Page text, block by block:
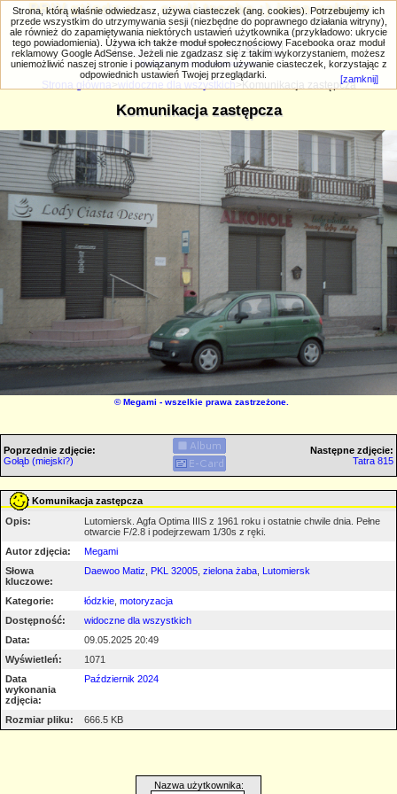
PRIV.gtlodz.eu - czyli trochę ;) inna galeria
Wyszukiwanie zaawansowane
Strona główna widoczne dla wszystkich >Komunikacja zastępcza
Komunikacja zastępcza
©Megami - wszelkie prawa zastrzeżone.
Poprzednie zdjęcie:
Gołąb (miejski?)
Następne zdjęcie:
Tatra 815
Komunikacja zastępcza
Opis:
Lutomiersk. Agfa Optima IIIS z 1961 roku i ostatnie chwile dnia. Pełne
otwarcie F/2.8 i podejrzewam 1/30s z ręki.
Autor zdjęcia:
Megami
Słowa
kluczowe:
Daewoo Matiz PKL 32005 zielona żaba Lutomiersk
Kategorie: łódzkie motoryzacja
Dostępność:
widoczne dla wszystkich
Data:
09.05.2025 20:49
Wyświetleń:
1071
Data
wykonania
zdjęcia:
Październik 2024
Rozmiar pliku: 666.5 KB
Nazwa użytkownika:
Strona, którą właśnie odwiedzasz, używa ciasteczek (ang. cookies). Potrzebujemy ich
przede wszystkim do utrzymywania sesji (niezbędne do poprawnego działania witryny),
ale również do zapamiętywania niektórych ustawień użytkownika (przykładowo: ukrycie
tego powiadomienia). Używa ich także moduł społecznościowy Facebooka oraz moduł
reklamowy Google AdSense. Jeżeli nie zgadzasz się z takim wykorzystaniem, możesz
uniemożliwić naszej stronie i powiązanym modułom używanie ciasteczek, korzystając z
odpowiednich ustawień Twojej przeglądarki.
[zamknij]